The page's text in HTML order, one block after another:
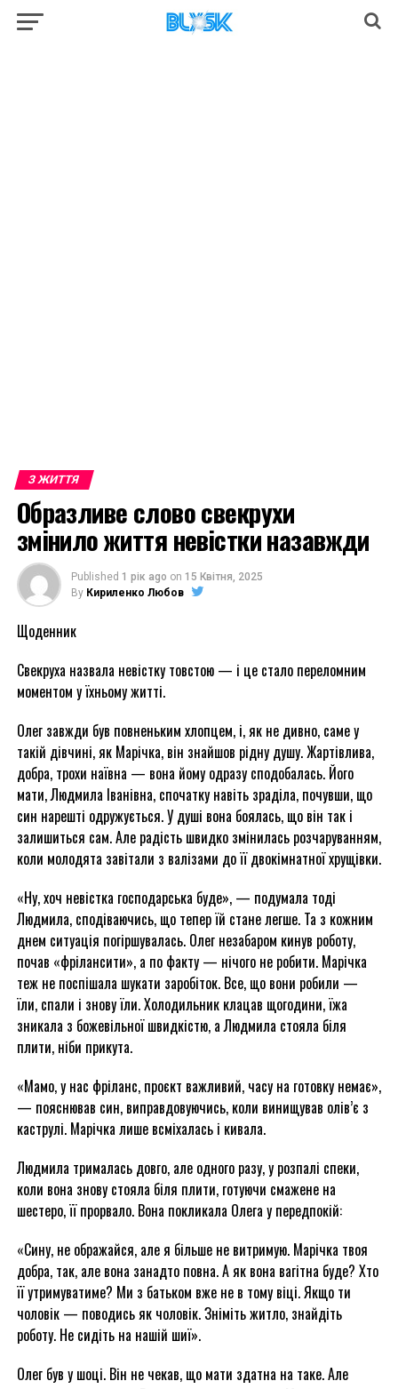
З ЖИТТЯ
Образливе слово свекрухи
змінило життя невістки назавжди
Published 1 рік ago on 15 Квітня, 2025
By Кириленко Любов
Щоденник
Свекруха назвала невістку товстою — і це стало переломним
моментом у їхньому житті.
Олег завжди був повненьким хлопцем, і, як не дивно, саме у
такій дівчині, як Марічка, він знайшов рідну душу. Жартівлива,
добра, трохи наївна — вона йому одразу сподобалась. Його
мати, Людмила Іванівна, спочатку навіть зраділа, почувши, що
син нарешті одружується. У душі вона боялась, що він так і
залишиться сам. Але радість швидко змінилась розчаруванням,
коли молодята завітали з валізами до її двокімнатної хрущівки.
«Ну, хоч невістка господарська буде», — подумала тоді
Людмила, сподіваючись, що тепер їй стане легше. Та з кожним
днем ситуація погіршувалась. Олег незабаром кинув роботу,
почав «фрілансити», а по факту — нічого не робити. Марічка
теж не поспішала шукати заробіток. Все, що вони робили —
їли, спали і знову їли. Холодильник клацав щогодини, їжа
зникала з божевільної швидкістю, а Людмила стояла біля
плити, ніби прикута.
«Мамо, у нас фріланс, проєкт важливий, часу на готовку немає»,
— пояснював син, виправдовуючись, коли винищував олів’є з
каструлі. Марічка лише всміхалась і кивала.
Людмила трималась довго, але одного разу, у розпалі спеки,
коли вона знову стояла біля плити, готуючи смажене на
шестеро, її прорвало. Вона покликала Олега у передпокій:
«Сину, не ображайся, але я більше не витримую. Марічка твоя
добра, так, але вона занадто повна. А як вона вагітна буде? Хто
її утримуватиме? Ми з батьком вже не в тому віці. Якщо ти
чоловік — поводись як чоловік. Зніміть житло, знайдіть
роботу. Не сидіть на нашій шиї».
Олег був у шоці. Він не чекав, що мати здатна на таке. Але